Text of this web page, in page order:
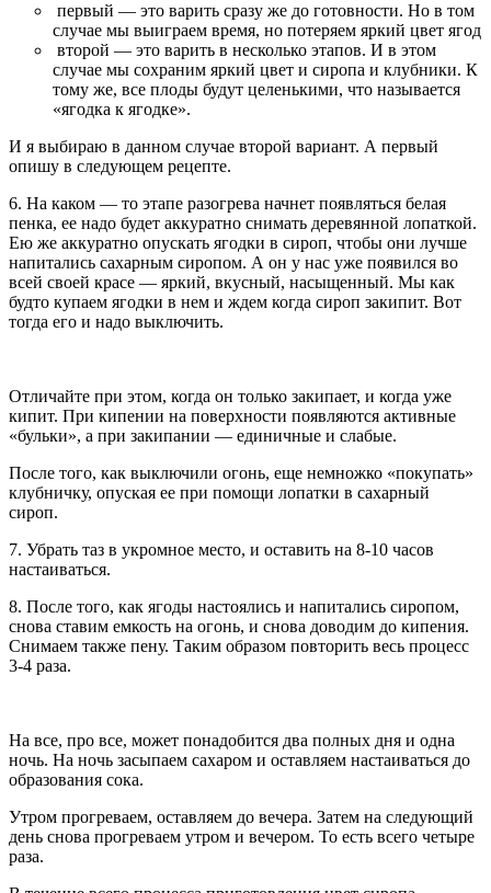
первый — это варить сразу же до готовности. Но в том
случае мы выиграем время, но потеряем яркий цвет ягод
второй — это варить в несколько этапов. И в этом
случае мы сохраним яркий цвет и сиропа и клубники. К
тому же, все плоды будут целенькими, что называется
«ягодка к ягодке».
И я выбираю в данном случае второй вариант. А первый
опишу в следующем рецепте.
6. На каком — то этапе разогрева начнет появляться белая
пенка, ее надо будет аккуратно снимать деревянной лопаткой.
Ею же аккуратно опускать ягодки в сироп, чтобы они лучше
напитались сахарным сиропом. А он у нас уже появился во
всей своей красе — яркий, вкусный, насыщенный. Мы как
будто купаем ягодки в нем и ждем когда сироп закипит. Вот
тогда его и надо выключить.
Отличайте при этом, когда он только закипает, и когда уже
кипит. При кипении на поверхности появляются активные
«бульки», а при закипании — единичные и слабые.
После того, как выключили огонь, еще немножко «покупать»
клубничку, опуская ее при помощи лопатки в сахарный
сироп.
7. Убрать таз в укромное место, и оставить на 8-10 часов
настаиваться.
8. После того, как ягоды настоялись и напитались сиропом,
снова ставим емкость на огонь, и снова доводим до кипения.
Снимаем также пену. Таким образом повторить весь процесс
3-4 раза.
На все, про все, может понадобится два полных дня и одна
ночь. На ночь засыпаем сахаром и оставляем настаиваться до
образования сока.
Утром прогреваем, оставляем до вечера. Затем на следующий
день снова прогреваем утром и вечером. То есть всего четыре
раза.